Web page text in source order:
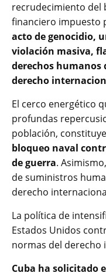
recrudecimiento del
financiero impuesto
acto de genocidio,
violación masiva,
derechos humanos
derecho
El cerco energético
profundas
población,
bloqueo naval
de guerra.
de suministros
derecho
La política de
Estados Unidos
normas del derecho
Cuba ha solicitado